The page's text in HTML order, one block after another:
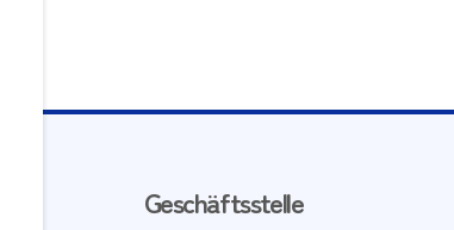
Geschäftsstelle